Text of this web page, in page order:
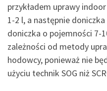
przykładem uprawy
1-2 l, a następnie
doniczka o pojemności 7-
zależności od metody
hodowcy, ponieważ nie
użyciu technik SOG niż